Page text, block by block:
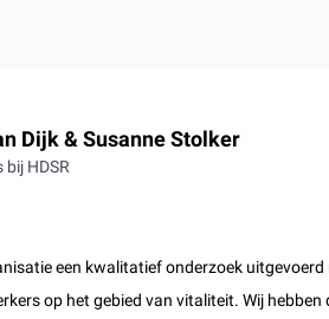
Dijk & Susanne Stolker
bij HDSR
een kwalitatief onderzoek uitgevoerd
op het gebied van vitaliteit. Wij hebben